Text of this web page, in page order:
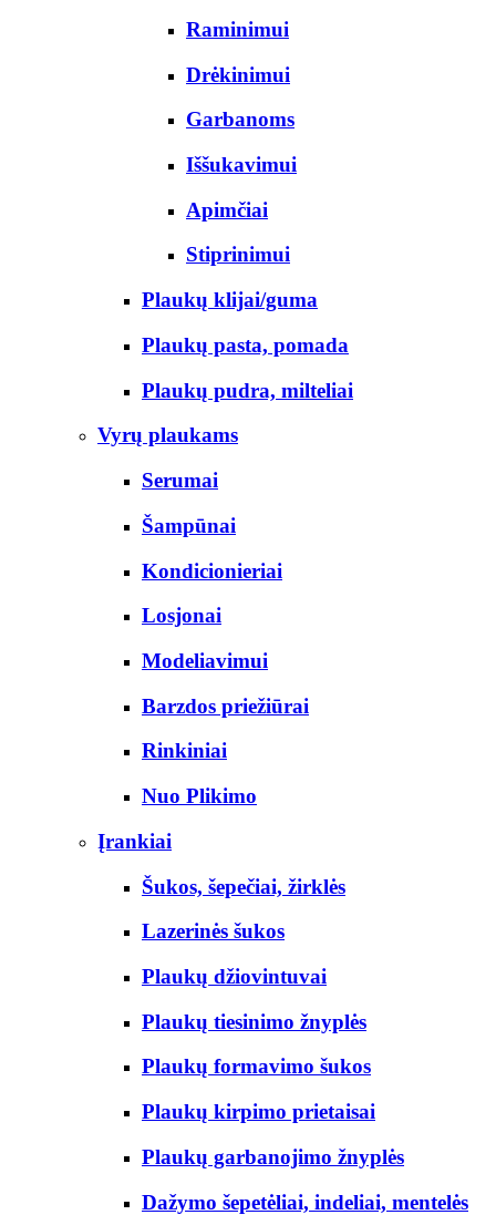
Raminimui
Drėkinimui
Garbanoms
Iššukavimui
Apimčiai
Stiprinimui
Plaukų klijai/guma
Plaukų pasta, pomada
Plaukų pudra, milteliai
Vyrų plaukams
Serumai
Šampūnai
Kondicionieriai
Losjonai
Modeliavimui
Barzdos priežiūrai
Rinkiniai
Nuo Plikimo
Įrankiai
Šukos, šepečiai, žirklės
Lazerinės šukos
Plaukų džiovintuvai
Plaukų tiesinimo žnyplės
Plaukų formavimo šukos
Plaukų kirpimo prietaisai
Plaukų garbanojimo žnyplės
Dažymo šepetėliai, indeliai, mentelės